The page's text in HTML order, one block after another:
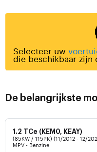
Selecteer uw
die beschikbaar zijn
De belangrijkste
1.2 TCe (KEM0, KEAY)
(85KW / 115PK) (11/2012 - 12/
MPV - Benzine